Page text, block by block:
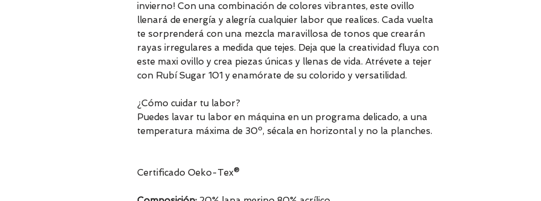
invierno! Con una combinación de colores vibrantes, este ovillo
llenará de energía y alegría cualquier labor que realices. Cada vuelta
te sorprenderá con una mezcla maravillosa de tonos que crearán
rayas irregulares a medida que tejes. Deja que la creatividad fluya con
este maxi ovillo y crea piezas únicas y llenas de vida. Atrévete a tejer
con Rubí Sugar 101 y enamórate de su colorido y versatilidad.
¿Cómo cuidar tu labor?
Puedes lavar tu labor en máquina en un programa delicado, a una
temperatura máxima de 30º, sécala en horizontal y no la planches.
Certificado Oeko-Tex®